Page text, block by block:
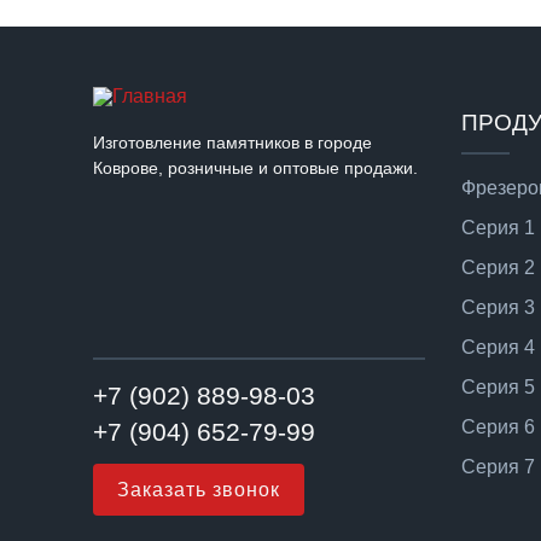
Изготовление памятников в городе
Коврове, розничные и оптовые продажи.
+7 (902) 889-98-03
+7 (904) 652-79-99
Заказать звонок
Серия 1
Серия 2
Серия 3
Серия 4
Серия 5
Серия 6
Серия 7